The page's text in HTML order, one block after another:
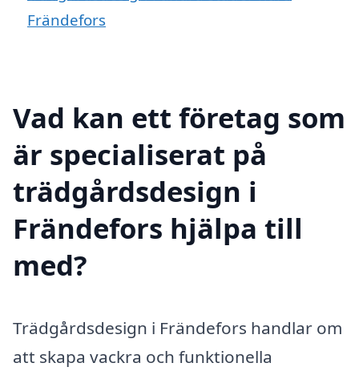
Frändefors
Vad kan ett företag som
är specialiserat på
trädgårdsdesign i
Frändefors hjälpa till
med?
Trädgårdsdesign i Frändefors handlar om
att skapa vackra och funktionella